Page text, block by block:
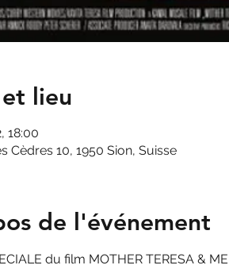
lieu
18:00
Cèdres 10, 1950 Sion, Suisse
de l'événement
du film MOTHER TERESA &